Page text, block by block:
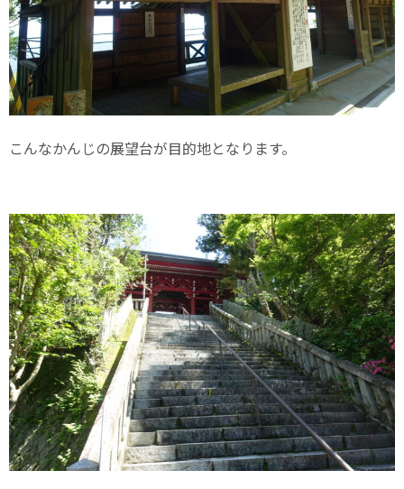
こんなかんじの展望台が目的地となります。